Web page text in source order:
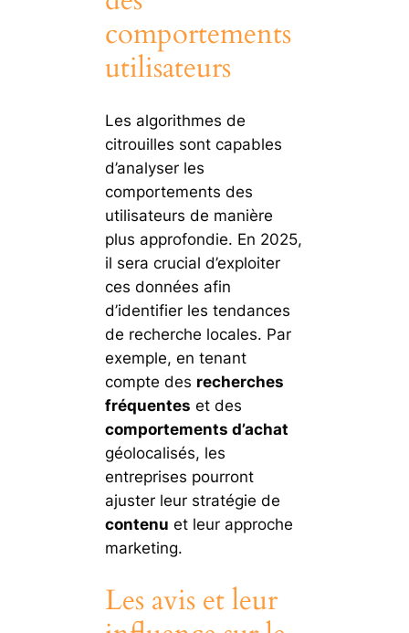
comportements
utilisateurs
Les algorithmes de
citrouilles sont capables
d’analyser les
comportements des
utilisateurs de manière
plus approfondie. En 2025,
il sera crucial d’exploiter
ces données afin
d’identifier les tendances
de recherche locales. Par
exemple, en tenant
compte des recherches
fréquentes et des
comportements d’achat
géolocalisés, les
entreprises pourront
ajuster leur stratégie de
contenu et leur approche
marketing.
Les avis et leur